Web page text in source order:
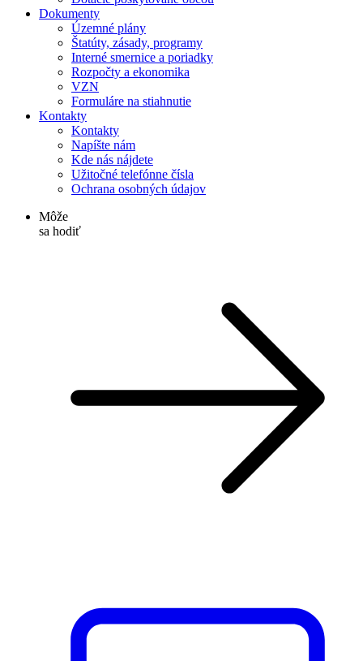
Dokumenty
Územné plány
Štatúty, zásady, programy
Interné smernice a poriadky
Rozpočty a ekonomika
VZN
Formuláre na stiahnutie
Kontakty
Kontakty
Napíšte nám
Kde nás nájdete
Užitočné telefónne čísla
Ochrana osobných údajov
Môže
sa hodiť